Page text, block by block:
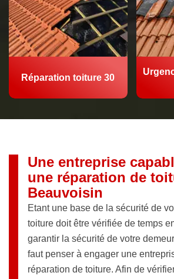
Réparation toiture 30
Une entreprise
une réparation de
Beauvoisin
Etant une base de la sécurité de
toiture doit être vérifiée de temps
garantir la sécurité de votre
faut penser à engager une
réparation de toiture. Afin de